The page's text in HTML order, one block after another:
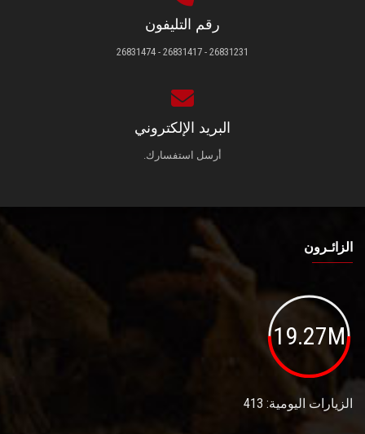
رقم التليفون
26831231 - 26831417 - 26831474
البريد الإلكتروني
أرسل استفسارك.
الزائـرون
19.27M
الزيارات اليومية: 413